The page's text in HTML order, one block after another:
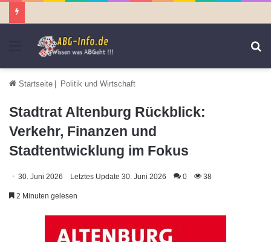
Menü
Startseite | Politik und Wirtschaft
Stadtrat Altenburg Rückblick:
Verkehr, Finanzen und
Stadtentwicklung im Fokus
30. Juni 2026 Letztes Update 30. Juni 2026 0 38
2 Minuten gelesen